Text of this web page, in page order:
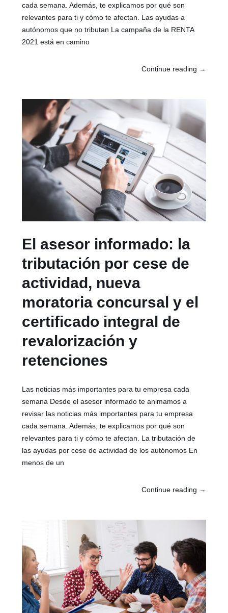
cada semana. Además, te explicamos por qué son
relevantes para ti y cómo te afectan. Las ayudas a
autónomos que no tributan La campaña de la RENTA
2021 está en camino
Continue reading →
El asesor informado: la
tributación por cese de
actividad, nueva
moratoria concursal y el
certificado integral de
revalorización y
retenciones
Las noticias más importantes para tu empresa cada
semana Desde el asesor informado te animamos a
revisar las noticias más importantes para tu empresa
cada semana. Además, te explicamos por qué son
relevantes para ti y cómo te afectan. La tributación de
las ayudas por cese de actividad de los autónomos En
menos de un
Continue reading →